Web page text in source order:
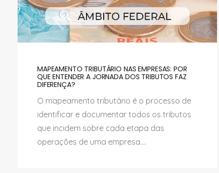
MAPEAMENTO TRIBUTÁRIO NAS EMPRESAS: POR
QUE ENTENDER A JORNADA DOS TRIBUTOS FAZ
DIFERENÇA?
O mapeamento tributário é o processo de
identificar e documentar todos os tributos
que incidem sobre cada etapa das
operações de uma empresa....